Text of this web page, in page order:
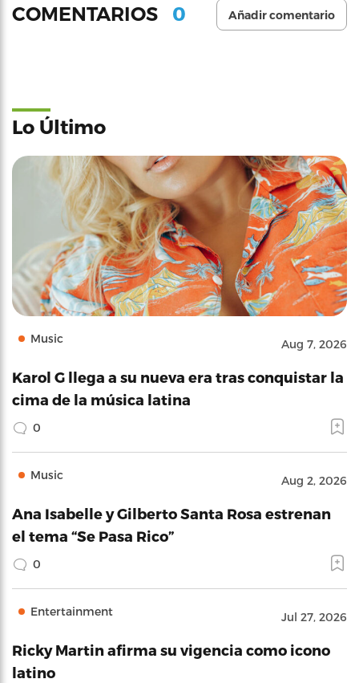
COMENTARIOS 0 Añadir comentario
Lo Último
Music Aug 7, 2026
Karol G llega a su nueva era tras conquistar la
cima de la música latina
0
Music Aug 2, 2026
Ana Isabelle y Gilberto Santa Rosa estrenan
el tema “Se Pasa Rico”
0
Entertainment Jul 27, 2026
Ricky Martin afirma su vigencia como icono
latino